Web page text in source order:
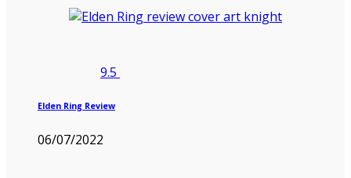
9.5
Elden Ring Review
06/07/2022